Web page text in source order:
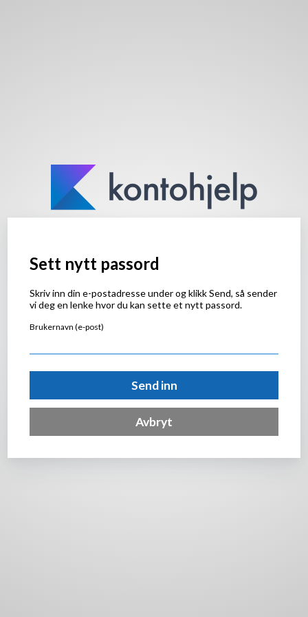
Sett nytt passord
Skriv inn din e-postadresse under og klikk Send, så sender
vi deg en lenke hvor du kan sette et nytt passord.
Brukernavn (e-post)
Send inn
Avbryt